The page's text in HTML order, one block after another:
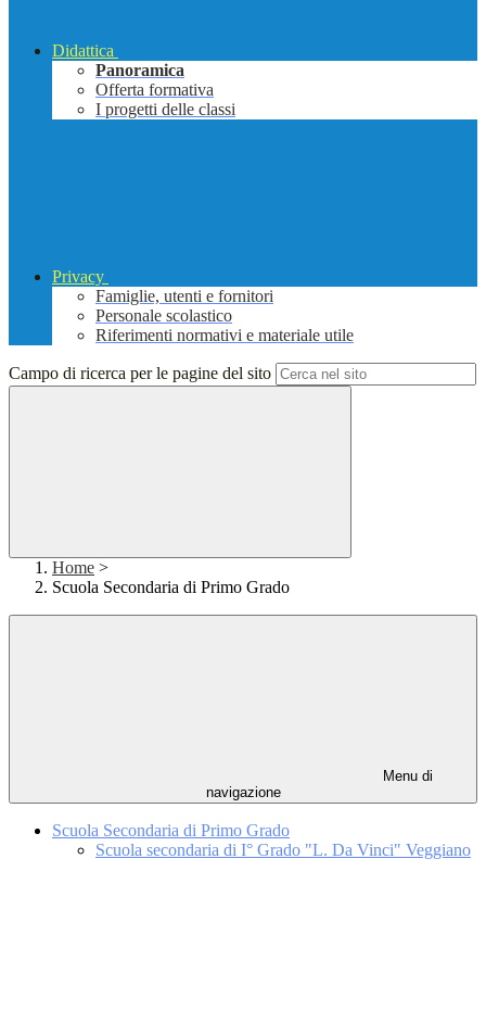
Didattica
Panoramica
Offerta formativa
I progetti delle classi
Privacy
Famiglie, utenti e fornitori
Personale scolastico
Riferimenti normativi e materiale utile
Campo di ricerca per le pagine del sito
Home >
Scuola Secondaria di Primo Grado
Menu di
navigazione
Scuola Secondaria di Primo Grado
Scuola secondaria di I° Grado "L. Da Vinci" Veggiano